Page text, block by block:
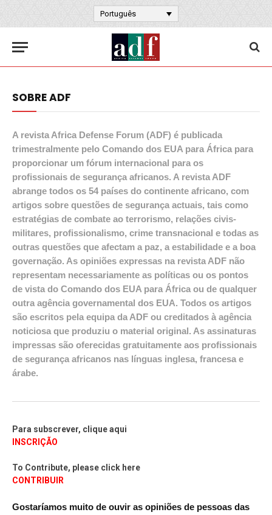
Português
SOBRE ADF
A revista Africa Defense Forum (ADF) é publicada
trimestralmente pelo Comando dos EUA para África para
proporcionar um fórum internacional para os
profissionais de segurança africanos. A revista ADF
abrange todos os 54 países do continente africano, com
artigos sobre questões de segurança actuais, tais como
estratégias de combate ao terrorismo, relações civis-
militares, profissionalismo, crime transnacional e todas as
outras questões que afectam a paz, a estabilidade e a boa
governação. As opiniões expressas na revista ADF não
representam necessariamente as políticas ou os pontos
de vista do Comando dos EUA para África ou de qualquer
outra agência governamental dos EUA. Todos os artigos
são escritos pela equipa da ADF ou creditados à agência
noticiosa que produziu o material original. As assinaturas
impressas são oferecidas gratuitamente aos profissionais
de segurança africanos nas línguas inglesa, francesa e
árabe.
Para subscrever, clique aqui
INSCRIÇÃO
To Contribute, please click here
CONTRIBUIR
Gostaríamos muito de ouvir as opiniões de pessoas das